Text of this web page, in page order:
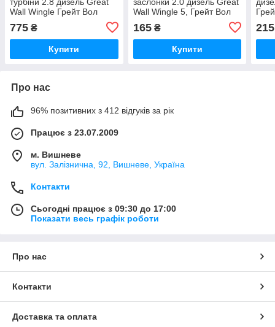
Wall Wingle Грейт Вол
775 ₴
Купити
Wall Wingle 5, Грейт Вол
165₴
Купити
215
Про нас
96% позитивних з 412 відгуків за рік
Працює з 23.07.2009
м. Вишневе
вул. Залізнична, 92, Вишневе, Україна
Контакти
Сьогодні працює з 09:30 до 17:00
Показати весь графік роботи
Про нас
Контакти
Доставка та оплата